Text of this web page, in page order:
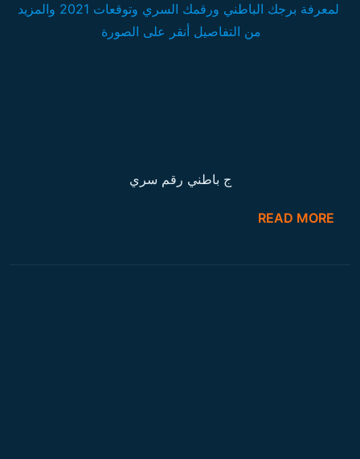
لمعرفة برجك الباطني ورقمك السري وتوقعات 2021 والمزيد
من التفاصيل أنقر على الصورة
ج باطني رقم سري
READ MORE